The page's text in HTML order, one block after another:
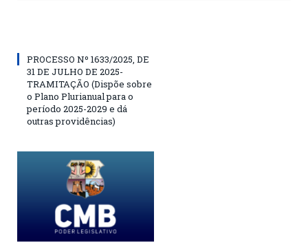
PROCESSO Nº 1633/2025, DE
31 DE JULHO DE 2025-
TRAMITAÇÃO (Dispõe sobre
o Plano Plurianual para o
período 2025-2029 e dá
outras providências)